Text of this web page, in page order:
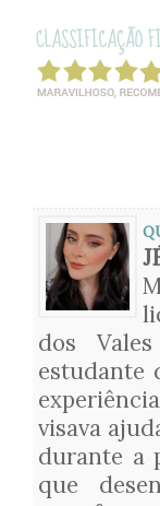
dos
estudante
visava
durante a
que